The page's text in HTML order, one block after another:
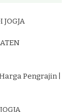
JOGJA
Pengrajin |